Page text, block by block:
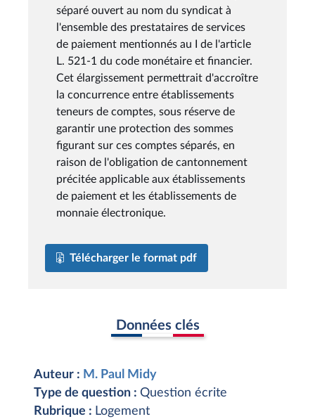
séparé ouvert au nom du syndicat à
l'ensemble des prestataires de services
de paiement mentionnés au I de l'article
L. 521-1 du code monétaire et financier.
Cet élargissement permettrait d'accroître
la concurrence entre établissements
teneurs de comptes, sous réserve de
garantir une protection des sommes
figurant sur ces comptes séparés, en
raison de l'obligation de cantonnement
précitée applicable aux établissements
de paiement et les établissements de
monnaie électronique.
Télécharger le format pdf
Données clés
Auteur : M. Paul Midy
Type de question : Question écrite
Rubrique : Logement